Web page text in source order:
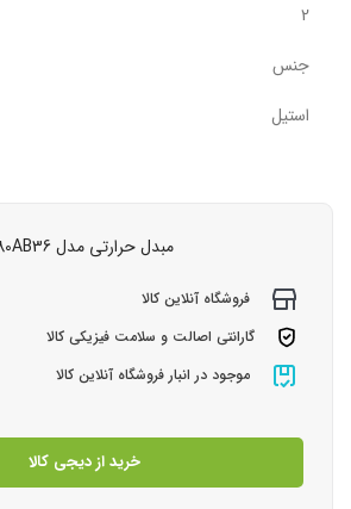
2
جنس
استیل
مبدل حرارتی مدل 80AB36
فروشگاه آنلاین کالا
گارانتی اصالت و سلامت فیزیکی کالا
موجود در انبار فروشگاه آنلاین کالا
خرید از دیجی کالا